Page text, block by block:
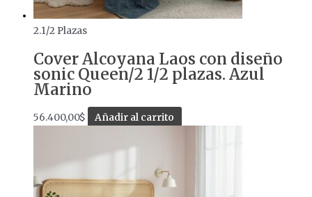
2.1/2 Plazas
Cover Alcoyana Laos con diseño
sonic Queen/2 1/2 plazas. Azul
Marino
56.400,00$ Añadir al carrito